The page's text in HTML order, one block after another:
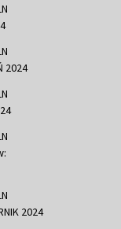
2024
2024